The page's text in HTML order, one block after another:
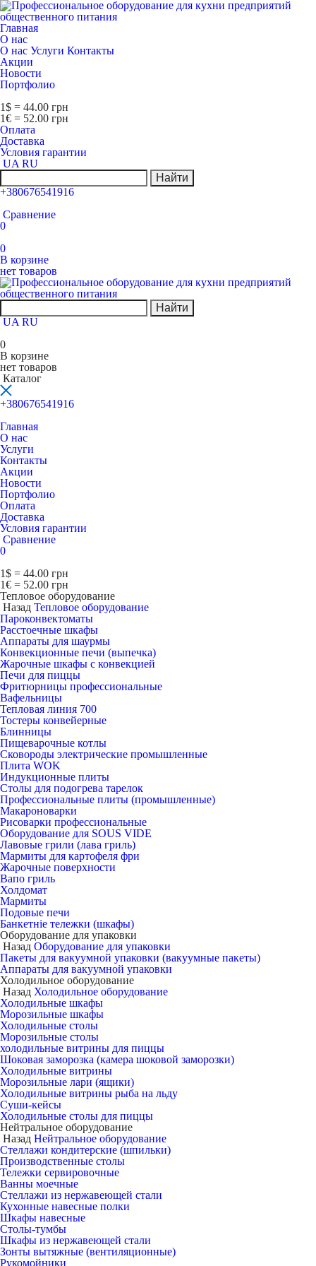
Главная
О нас
О нас Услуги Контакты
Акции
Новости
Портфолио
1$ = 44.00 грн
1€ = 52.00 грн
Оплата
Доставка
Условия гарантии
UA RU
Найти
+380676541916
Сравнение
0
0
В корзине
нет товаров
Найти
UA RU
0
В корзине
нет товаров
Каталог
+380676541916
Главная
О нас
Услуги
Контакты
Акции
Новости
Портфолио
Оплата
Доставка
Условия гарантии
Сравнение
0
1$ = 44.00 грн
1€ = 52.00 грн
Тепловое оборудование
Назад Тепловое оборудование
Пароконвектоматы
Расcтоечные шкафы
Аппараты для шаурмы
Конвекционные печи (выпечка)
Жарочные шкафы с конвекцией
Печи для пиццы
Фритюрницы профессиональные
Вафельницы
Тепловая линия 700
Тостеры конвейерные
Блинницы
Пищеварочные котлы
Сковороды электрические промышленные
Плита WOK
Индукционные плиты
Столы для подогрева тарелок
Профессиональные плиты (промышленные)
Макароноварки
Рисоварки профессиональные
Оборудование для SOUS VIDE
Лавовые грили (лава гриль)
Мармиты для картофеля фри
Жарочные поверхности
Вапо гриль
Холдомат
Мармиты
Подовые печи
Банкетніе тележки (шкафы)
Оборудование для упаковки
Назад Оборудование для упаковки
Пакеты для вакуумной упаковки (вакуумные пакеты)
Аппараты для вакуумной упаковки
Холодильное оборудование
Назад Холодильное оборудование
Холодильные шкафы
Морозильные шкафы
Холодильные столы
Морозильные столы
холодильные витрины для пиццы
Шоковая заморозка (камера шоковой заморозки)
Холодильные витрины
Морозильные лари (ящики)
Холодильные витрины рыба на льду
Суши-кейсы
Холодильные столы для пиццы
Нейтральное оборудование
Назад Нейтральное оборудование
Стеллажи кондитерские (шпильки)
Производственные столы
Тележки сервировочные
Ванны моечные
Стеллажи из нержавеющей стали
Кухонные навесные полки
Шкафы навесные
Столы-тумбы
Шкафы из нержавеющей стали
Зонты вытяжные (вентиляционные)
Рукомойники